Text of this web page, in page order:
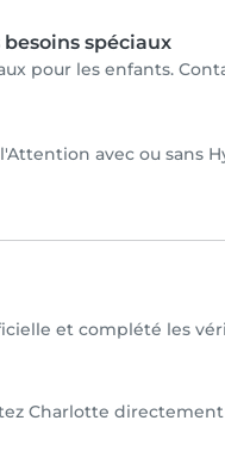
spéciaux
pour les enfants.
avec ou sans
et complété les
Charlotte